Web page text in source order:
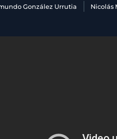
González Urrutia Nicolás